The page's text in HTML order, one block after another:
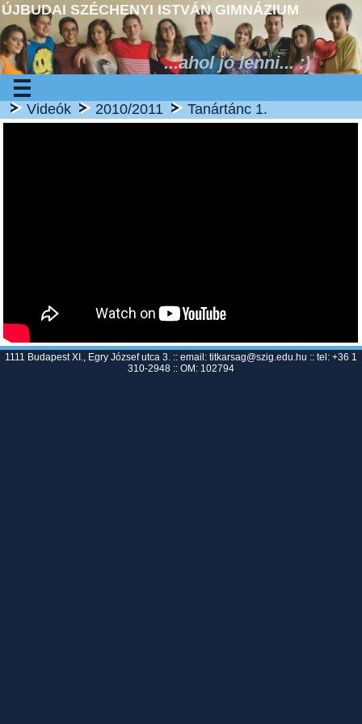
ÚJBUDAI SZÉCHENYI ISTVÁN GIMNÁZIUM
...ahol jó lenni... :)
Videók 2010/2011 Tanártánc 1.
1111 Budapest XI., Egry József utca 3. :: email: titkarsag@szig.edu.hu :: tel: +36 1
310-2948 :: OM: 102794